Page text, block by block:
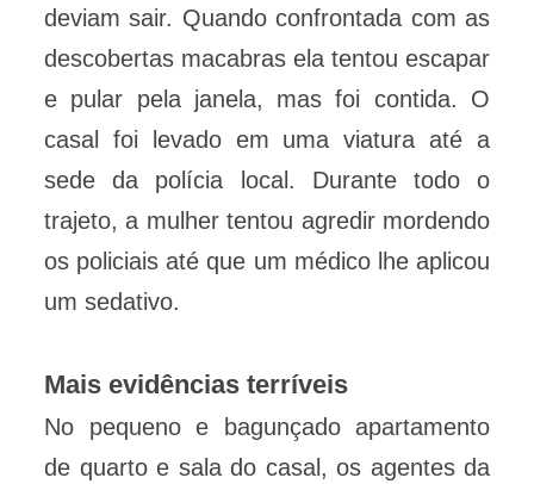
deviam sair. Quando confrontada com as
descobertas macabras ela tentou escapar
e pular pela janela, mas foi contida. O
casal foi levado em uma viatura até a
sede da polícia local. Durante todo o
trajeto, a mulher tentou agredir mordendo
os policiais até que um médico lhe aplicou
um sedativo.
Mais evidências terríveis
No pequeno e bagunçado apartamento
de quarto e sala do casal, os agentes da